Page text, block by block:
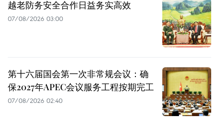
越老防务安全合作日益务实高效
07/08/2026 03:00
第十六届国会第一次非常规会议：确
保2027年APEC会议服务工程按期完工
07/08/2026 02:40